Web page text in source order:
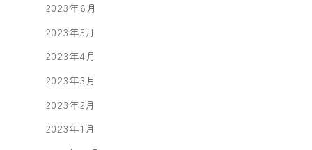
2023年6月
2023年5月
2023年4月
2023年3月
2023年2月
2023年1月